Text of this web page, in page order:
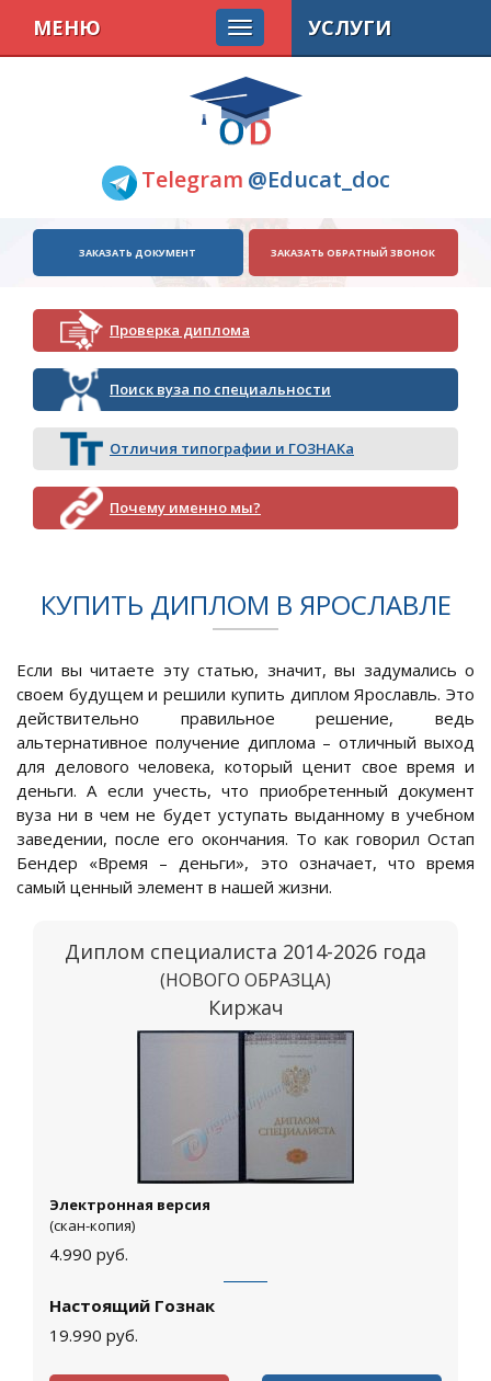
Telegram @Educat_doc
МЕНЮ
ЗАКАЗАТЬ ДОКУМЕНТ ЗАКАЗАТЬ ОБРАТНЫЙ ЗВОНОК
Проверка диплома
Поиск вуза по специальности
Отличия типографии и ГОЗНАКа
Почему именно мы?
УСЛУГИ
КУПИТЬ ДИПЛОМ В ЯРОСЛАВЛЕ
Если вы читаете эту статью, значит, вы задумались о
своем будущем и решили купить диплом Ярославль. Это
действительно правильное решение, ведь
альтернативное получение диплома – отличный выход
для делового человека, который ценит свое время и
деньги. А если учесть, что приобретенный документ
вуза ни в чем не будет уступать выданному в учебном
заведении, после его окончания. То как говорил Остап
Бендер «Время – деньги», это означает, что время
самый ценный элемент в нашей жизни.
Диплом специалиста 2014-2026 года
(НОВОГО ОБРАЗЦА)
Киржач
Электронная версия
(скан-копия)
4.990 руб.
Настоящий Гознак
19.990 руб.